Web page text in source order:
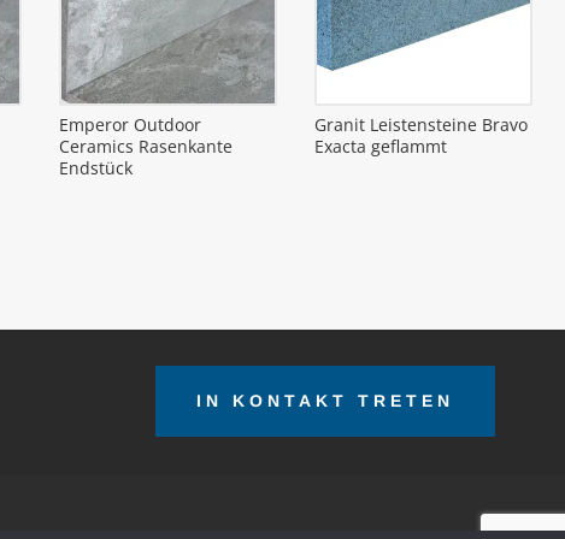
Emperor Outdoor
Ceramics Rasenkante
Endstück
Granit Leistensteine Bravo
Exacta geflammt
IN KONTAKT TRETEN